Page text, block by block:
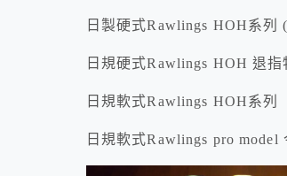
日製硬式Rawlings HOH系
日規硬式Rawlings HOH 退指
日規軟式Rawlings HOH系列
日規軟式Rawlings pro model